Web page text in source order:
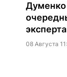
Думенко
08 Августа